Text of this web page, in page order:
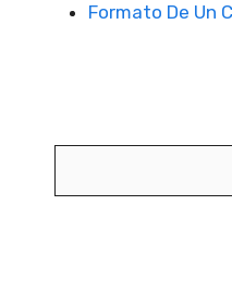
Formato De Un